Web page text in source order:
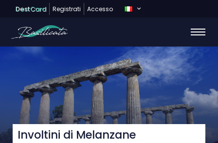
DestCard Registrati Accesso
Involtini di Melanzane